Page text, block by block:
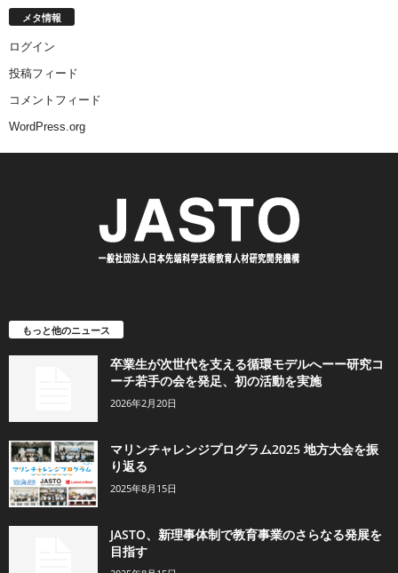
メタ情報
ログイン
投稿フィード
コメントフィード
WordPress.org
もっと他のニュース
卒業生が次世代を支える循環モデルへーー研究コ
ーチ若手の会を発足、初の活動を実施
2026年2月20日
マリンチャレンジプログラム2025 地方大会を振
り返る
2025年8月15日
JASTO、新理事体制で教育事業のさらなる発展を
目指す